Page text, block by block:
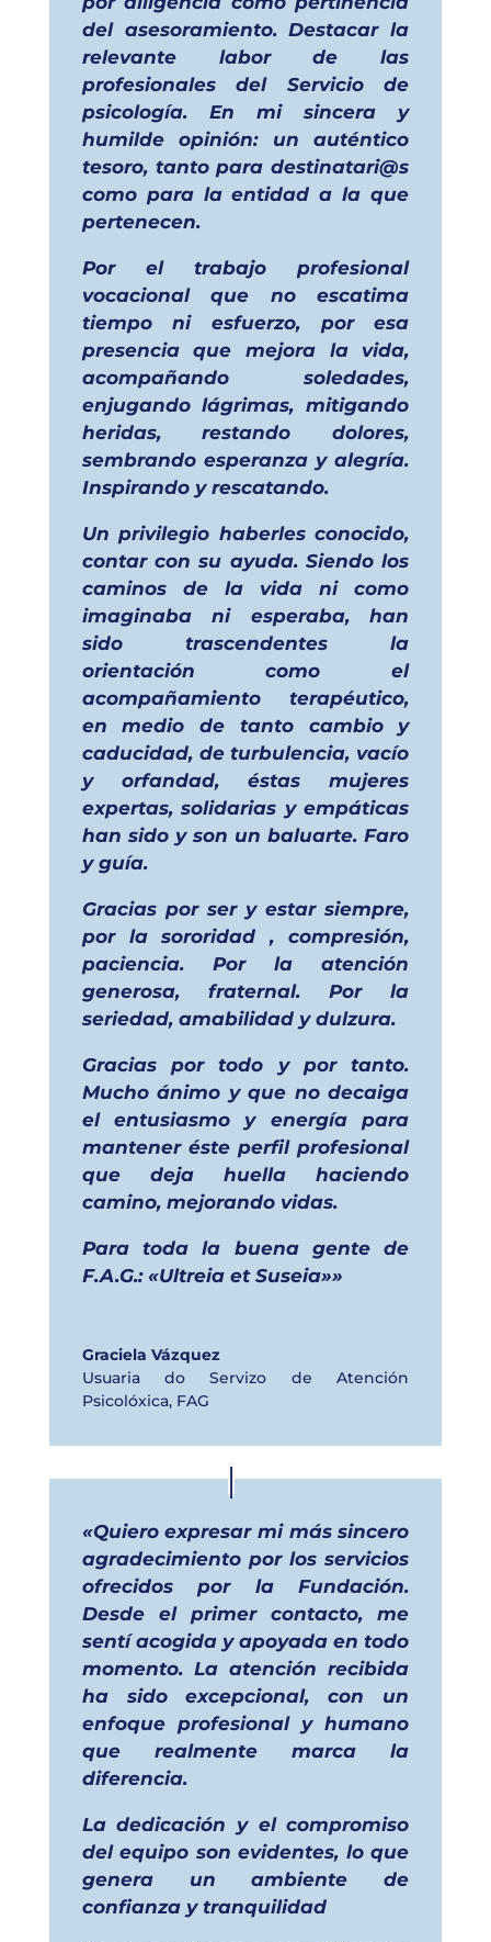
del asesoramiento. Destacar la
relevante labor de las
profesionales del Servicio de
psicología. En mi sincera y
humilde opinión: un auténtico
tesoro, tanto para destinatari@s
como para la entidad a la que
pertenecen.
Por el trabajo profesional
vocacional que no escatima
tiempo ni esfuerzo, por esa
presencia que mejora la vida,
acompañando soledades,
enjugando lágrimas, mitigando
heridas, restando dolores,
sembrando esperanza y alegría.
Inspirando y rescatando.
Un privilegio haberles conocido,
contar con su ayuda. Siendo los
caminos de la vida ni como
imaginaba ni esperaba, han
sido trascendentes la
orientación como el
acompañamiento terapéutico,
en medio de tanto cambio y
caducidad, de turbulencia, vacío
y orfandad, éstas mujeres
expertas, solidarias y empáticas
han sido y son un baluarte. Faro
y guía.
Gracias por ser y estar siempre,
por la sororidad , compresión,
paciencia. Por la atención
generosa, fraternal. Por la
seriedad, amabilidad y dulzura.
Gracias por todo y por tanto.
Mucho ánimo y que no decaiga
el entusiasmo y energía para
mantener éste perfil profesional
que deja huella haciendo
camino, mejorando vidas.
Para toda la buena gente de
F.A.G.: «Ultreia et Suseia»»
Graciela Vázquez
Usuaria do Servizo de Atención
Psicolóxica, FAG
«Quiero expresar mi más sincero
agradecimiento por los servicios
ofrecidos por la Fundación.
Desde el primer contacto, me
sentí acogida y apoyada en todo
momento. La atención recibida
ha sido excepcional, con un
enfoque profesional y humano
que realmente marca la
diferencia.
La dedicación y el compromiso
del equipo son evidentes, lo que
genera un ambiente de
confianza y tranquilidad